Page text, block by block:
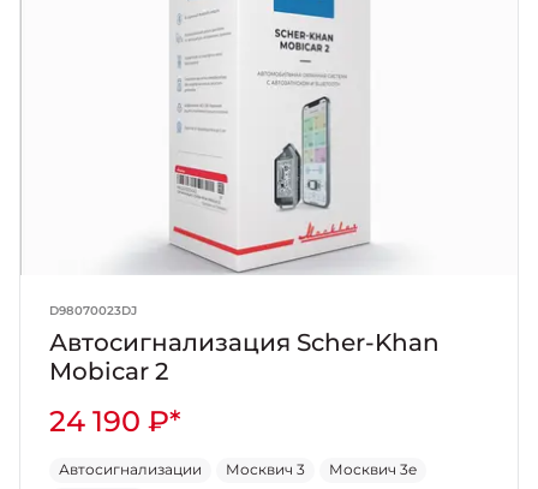
D98070023DJ
Автосигнализация Scher-Khan
Mobicar 2
24 190 ₽*
Автосигнализации Москвич 3
Москвич 3e